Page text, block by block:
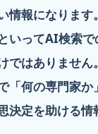
情報になります
いってAI検索
ではありません
「何の専門家か
決定を助ける